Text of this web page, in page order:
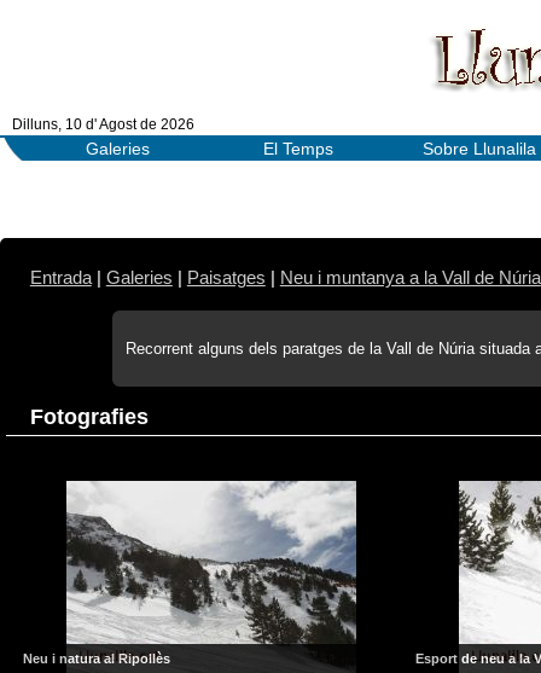
Dilluns, 10 d' Agost de 2026
Galeries El Temps Sobre Llunalila
Entrada| Galeries Paisatges Neu i muntanya a la Vall de Núria
Recorrent alguns dels paratges de la Vall de Núria
Fotografies
Neu i natura al Ripollès Esport de neu a la